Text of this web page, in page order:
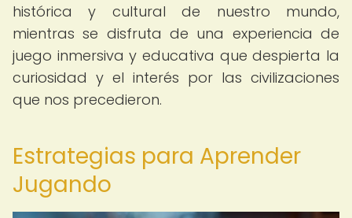
histórica y cultural de nuestro mundo,
mientras se disfruta de una experiencia de
juego inmersiva y educativa que despierta la
curiosidad y el interés por las civilizaciones
que nos precedieron.
Estrategias para Aprender
Jugando